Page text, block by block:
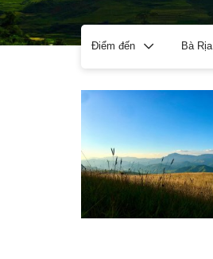
Điểm đến Bà Rịa